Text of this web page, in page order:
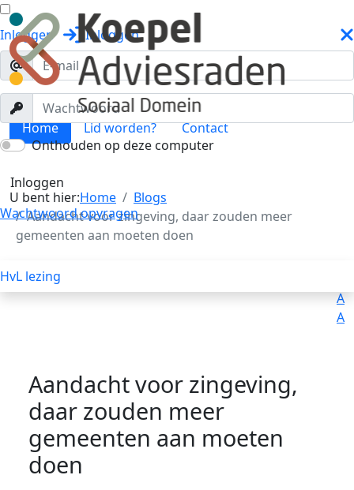
Inloggen Inloggen
Onthouden op deze computer
Inloggen
Wachtwoord opvragen
HvL lezing
Home Lid worden? Contact
U bent hier:Home
Blogs
Aandacht voor zingeving, daar zouden meer
gemeenten aan moeten doen
A
A
Aandacht voor zingeving,
daar zouden meer
gemeenten aan moeten
doen